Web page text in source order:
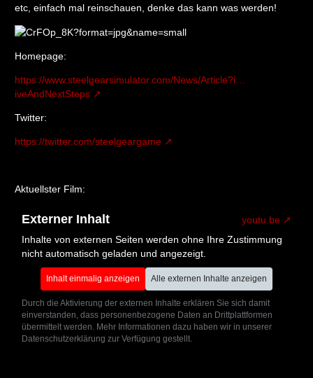
etc, einfach mal reinschauen, denke das kann was werden!
Homepage:
https://www.steelgearsimulator.com/News/Article?i…
iveAndNextSteps
Twitter:
https://twitter.com/steelgeargame
Aktuellster Film:
Externer Inhalt
youtu.be
Inhalte von externen Seiten werden ohne Ihre Zustimmung
nicht automatisch geladen und angezeigt.
Inhalt einmalig anzeigen Alle externen Inhalte anzeigen
Durch die Aktivierung der externen Inhalte erklären Sie sich damit
einverstanden, dass personenbezogene Daten an Drittplattformen
übermittelt werden. Mehr Informationen dazu haben wir in unserer
Datenschutzerklärung zur Verfügung gestellt.